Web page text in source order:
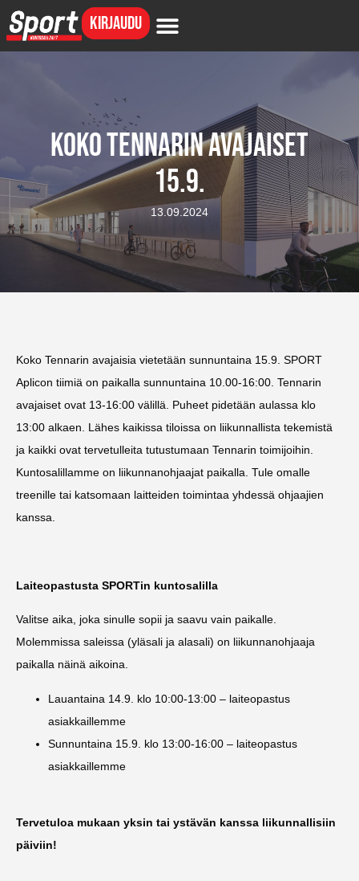
Kirjaudu
Koko Tennarin avajaiset
15.9.
13.09.2024
Koko Tennarin avajaisia vietetään sunnuntaina 15.9. SPORT
Aplicon tiimiä on paikalla sunnuntaina 10.00-16:00. Tennarin
avajaiset ovat 13-16:00 välillä. Puheet pidetään aulassa klo
13:00 alkaen. Lähes kaikissa tiloissa on liikunnallista tekemistä
ja kaikki ovat tervetulleita tutustumaan Tennarin toimijoihin.
Kuntosalillamme on liikunnanohjaajat paikalla. Tule omalle
treenille tai katsomaan laitteiden toimintaa yhdessä ohjaajien
kanssa.
Laiteopastusta SPORTin kuntosalilla
Valitse aika, joka sinulle sopii ja saavu vain paikalle.
Molemmissa saleissa (yläsali ja alasali) on liikunnanohjaaja
paikalla näinä aikoina.
Lauantaina 14.9. klo 10:00-13:00 – laiteopastus
asiakkaillemme
Sunnuntaina 15.9. klo 13:00-16:00 – laiteopastus
asiakkaillemme
Tervetuloa mukaan yksin tai ystävän kanssa liikunnallisiin
päiviin!